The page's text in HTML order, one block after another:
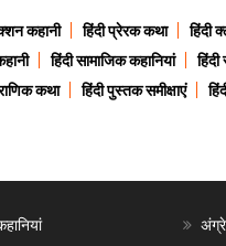
कहानी हिंदी प्रेरक कथा हिंदी
हिंदी सामाजिक कहानियां हिंदी
कथा हिंदी पुस्तक समीक्षाएं